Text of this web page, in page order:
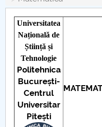
Nr. de telefon si adrese
Informations sur
Români de pretutindeni
Sénat universitaire
Facultés
Universitatea
Națională de
Știință și
Tehnologie
Politehnica
București-
Centrul
Universitar
Pitești